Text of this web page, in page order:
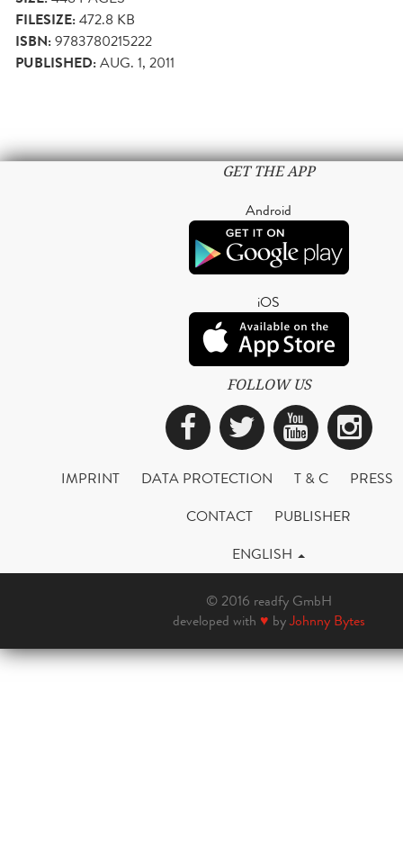
FILESIZE:472.8 KB
ISBN:9783780215222
PUBLISHED:AUG. 1, 2011
GET THE APP
Android
iOS
FOLLOW US
Facebook
Twitter
IMPRINT DATA PROTECTION T & C
PRESS
CONTACT
PUBLISHER
ENGLISH
© 2016 readfy GmbH
developed with ♥ byJohnny Bytes